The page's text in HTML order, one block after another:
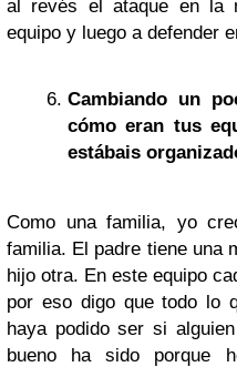
al revés el ataque en la
equipo y luego a defender
Cambiando un
cómo eran tus
estábais
Como una familia, yo
familia. El padre tiene una
hijo otra. En este equipo
por eso digo que todo lo
haya podido ser si
bueno ha sido porque